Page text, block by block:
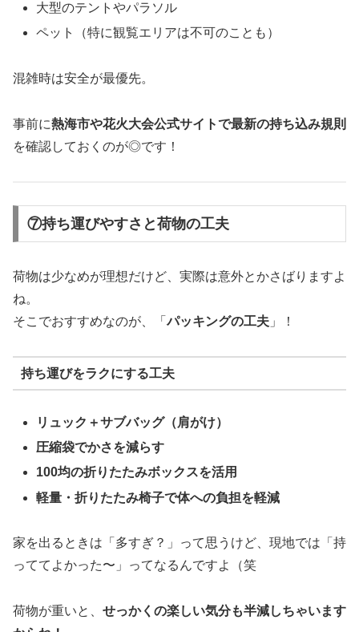
大型のテントやパラソル
ペット（特に観覧エリアは不可のことも）
混雑時は安全が最優先。
事前に熱海市や花火大会公式サイトで最新の持ち込み規則
を確認しておくのが◎です！
⑦持ち運びやすさと荷物の工夫
荷物は少なめが理想だけど、実際は意外とかさばりますよ
ね。
そこでおすすめなのが、「パッキングの工夫 」！
持ち運びをラクにする工夫
リュック＋サブバッグ（肩がけ）
圧縮袋でかさを減らす
100均の折りたたみボックスを活用
軽量・折りたたみ椅子で体への負担を軽減
家を出るときは「多すぎ？」って思うけど、現地では「持
っててよかった〜」ってなるんですよ（笑
荷物が重いと、 せっかくの楽しい気分も半減しちゃいます